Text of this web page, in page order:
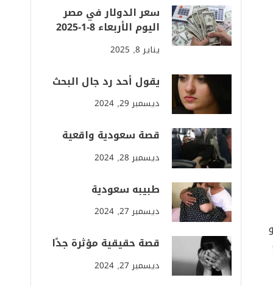
سعر الدولار في مصر
اليوم الأربعاء 8-1-2025
يناير 8, 2025
يقول أحد رد جال البحث
ديسمبر 29, 2024
قصة سعودية واقعية
ديسمبر 28, 2024
طبيبه سعودية
ديسمبر 27, 2024
قصة حقيقية مؤثرة جدًا
ديسمبر 27, 2024